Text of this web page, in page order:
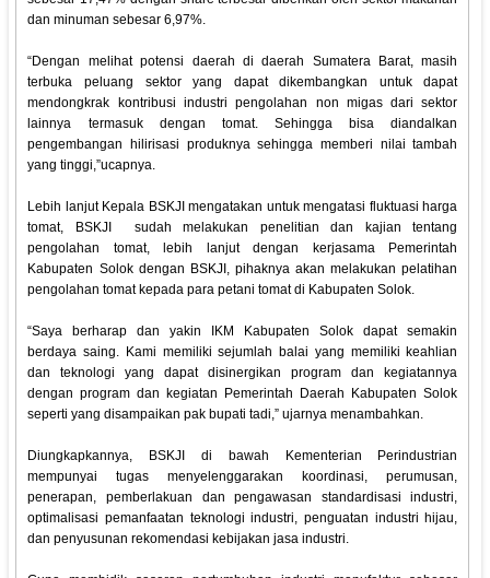
dan minuman sebesar 6,97%.
“Dengan melihat potensi daerah di daerah Sumatera Barat, masih
terbuka peluang sektor yang dapat dikembangkan untuk dapat
mendongkrak kontribusi industri pengolahan non migas dari sektor
lainnya termasuk dengan tomat. Sehingga bisa diandalkan
pengembangan hilirisasi produknya sehingga memberi nilai tambah
yang tinggi,”ucapnya.
Lebih lanjut Kepala BSKJI mengatakan untuk mengatasi fluktuasi harga
tomat, BSKJI sudah melakukan penelitian dan kajian tentang
pengolahan tomat, lebih lanjut dengan kerjasama Pemerintah
Kabupaten Solok dengan BSKJI, pihaknya akan melakukan pelatihan
pengolahan tomat kepada para petani tomat di Kabupaten Solok.
“Saya berharap dan yakin IKM Kabupaten Solok dapat semakin
berdaya saing. Kami memiliki sejumlah balai yang memiliki keahlian
dan teknologi yang dapat disinergikan program dan kegiatannya
dengan program dan kegiatan Pemerintah Daerah Kabupaten Solok
seperti yang disampaikan pak bupati tadi,” ujarnya menambahkan.
Diungkapkannya, BSKJI di bawah Kementerian Perindustrian
mempunyai tugas menyelenggarakan koordinasi, perumusan,
penerapan, pemberlakuan dan pengawasan standardisasi industri,
optimalisasi pemanfaatan teknologi industri, penguatan industri hijau,
dan penyusunan rekomendasi kebijakan jasa industri.